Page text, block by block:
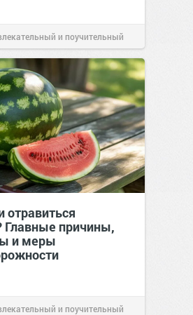
и поучительный
авг 2026
Главные причины,
и меры
и поучительный